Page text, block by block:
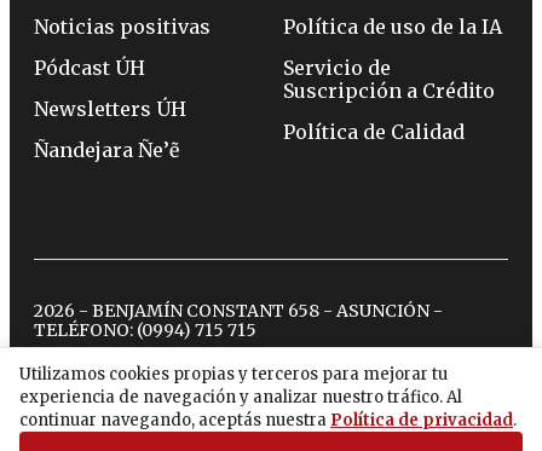
Utilizamos cookies propias y terceros para mejorar tu
experiencia de navegación y analizar nuestro tráfico. Al
continuar navegando, aceptás nuestra Política de privacidad.
Noticias positivas
Pódcast ÚH
Newsletters ÚH
Ñandejara Ñe’ẽ
Política de uso de la IA
Servicio de
Suscripción a Crédito
Política de Calidad
2026 - BENJAMÍN CONSTANT 658 - ASUNCIÓN -
TELÉFONO: (0994) 715 715
twitterinstagram
facebook
tiktokyoutubespotify